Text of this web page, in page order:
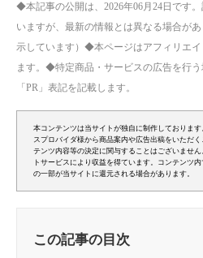
◆本記事の公開は、2026年06月24日です
いますが、最新の情報とは異なる場合が
示しています）◆本ページはアフィリエ
ます。◆特定商品・サービスの広告を行
「PR」表記を記載します。
本コンテンツは当サイトが独自に制作しておりま
スプロバイダ様から商品案内や広告出稿をいただ
テンツ内容等の決定に関与することはございませ
トサービスにより収益を得ています。コンテンツ
の一部が当サイトに還元される場合があります。
この記事の目次